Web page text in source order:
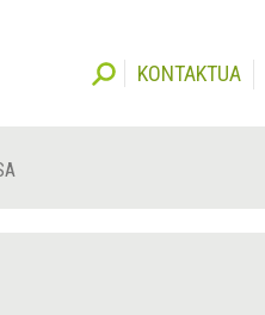
KONTAKTUA